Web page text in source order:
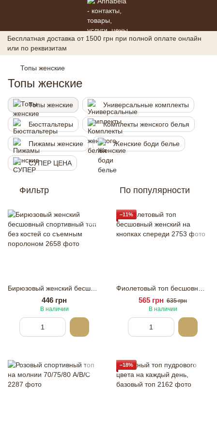
Бесплатная доставка от 1500 грн при полной оплате онлайн
или по реквизитам
Топы женские
Топы женские
Топы женские Универсальные комплекты
Бюстгальтеры Комплекты женского белья
Пижамы женские Женские боди белье
СУПЕР ЦЕНА
Фильтр По популярности
446 грн
В наличии
−11%
565 грн 635 грн
В наличии
−18%